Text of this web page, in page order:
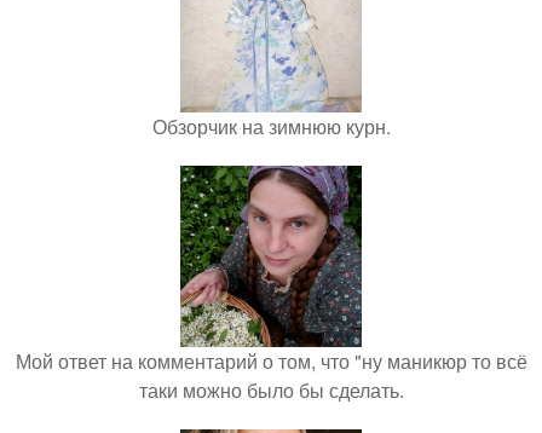
Обзорчик на зимнюю курн.
Мой ответ на комментарий о том, что "ну маникюр то всё
таки можно было бы сделать.